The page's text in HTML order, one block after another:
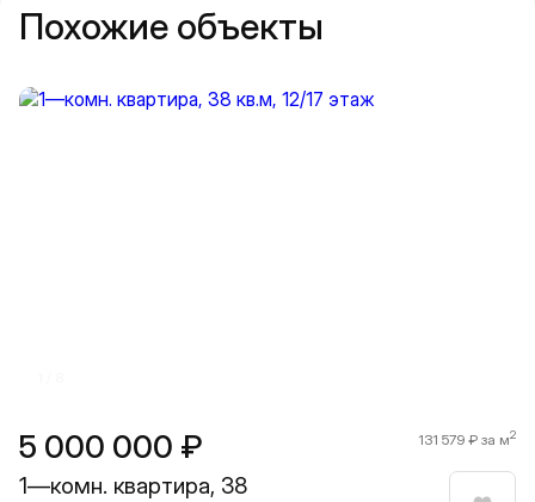
Похожие объекты
5 000 000 ₽ 131 579 ₽ за м2
1—комн. квартира, 38